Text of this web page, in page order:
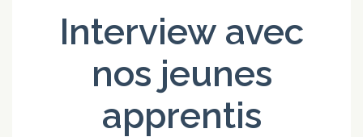
Interview avec
nos jeunes
apprentis